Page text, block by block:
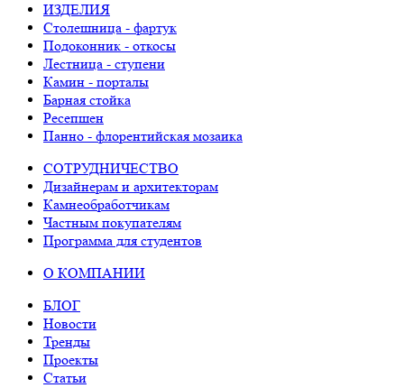
ИЗДЕЛИЯ
Столешница - фартук
Подоконник - откосы
Лестница - ступени
Камин - порталы
Барная стойка
Ресепшен
Панно - флорентийская мозаика
СОТРУДНИЧЕСТВО
Дизайнерам и архитекторам
Камнеобработчикам
Частным покупателям
Программа для студентов
О КОМПАНИИ
БЛОГ
Новости
Тренды
Проекты
Статьи